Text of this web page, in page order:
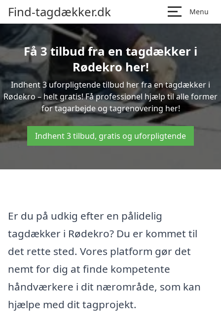
Find-tagdækker.dk Menu
Få 3 tilbud fra en tagdækker i
Rødekro her!
Indhent 3 uforpligtende tilbud her fra en tagdækker i
Rødekro – helt gratis! Få professionel hjælp til alle former
for tagarbejde og tagrenovering her!
Indhent 3 tilbud, gratis og uforpligtende
Er du på udkig efter en pålidelig
tagdækker i Rødekro? Du er kommet til
det rette sted. Vores platform gør det
nemt for dig at finde kompetente
håndværkere i dit nærområde, som kan
hjælpe med dit tagprojekt.